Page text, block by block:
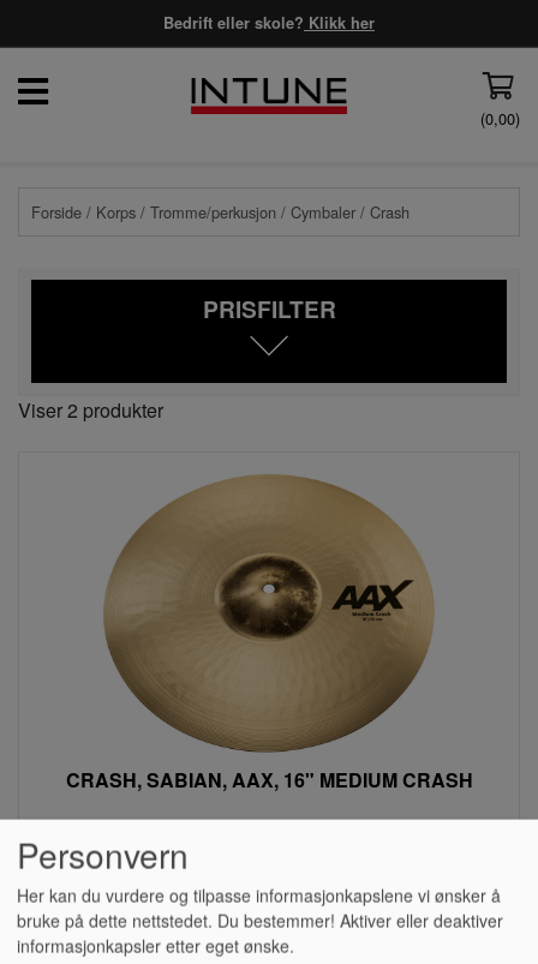
Bedrift eller skole? Klikk her
(0,00)
Forside / Korps / Tromme/perkusjon / Cymbaler / Crash
PRISFILTER
Viser 2 produkter
CRASH, SABIAN, AAX, 16" MEDIUM CRASH
Kr 3 990,00
Kjøp
Personvern
Her kan du vurdere og tilpasse informasjonkapslene vi ønsker å
bruke på dette nettstedet. Du bestemmer! Aktiver eller deaktiver
informasjonkapsler etter eget ønske.